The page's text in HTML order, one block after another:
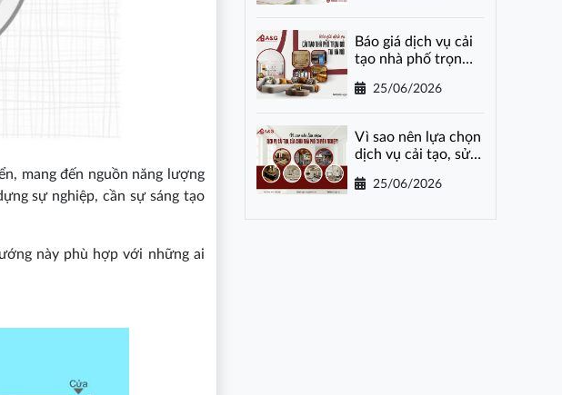
mang đến nguồn năng lượng
sự nghiệp, cần sự sáng tạo
này phù hợp với những ai
Báo giá dịch vụ cải
tạo nhà phố trọn
25/06/2026
Vì sao nên lựa chọn
dịch vụ cải tạo, sửa
chuyên nghiệp?
25/06/2026